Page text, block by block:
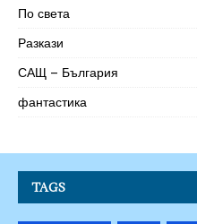
По света
Разкази
САЩ – България
фантастика
TAGS